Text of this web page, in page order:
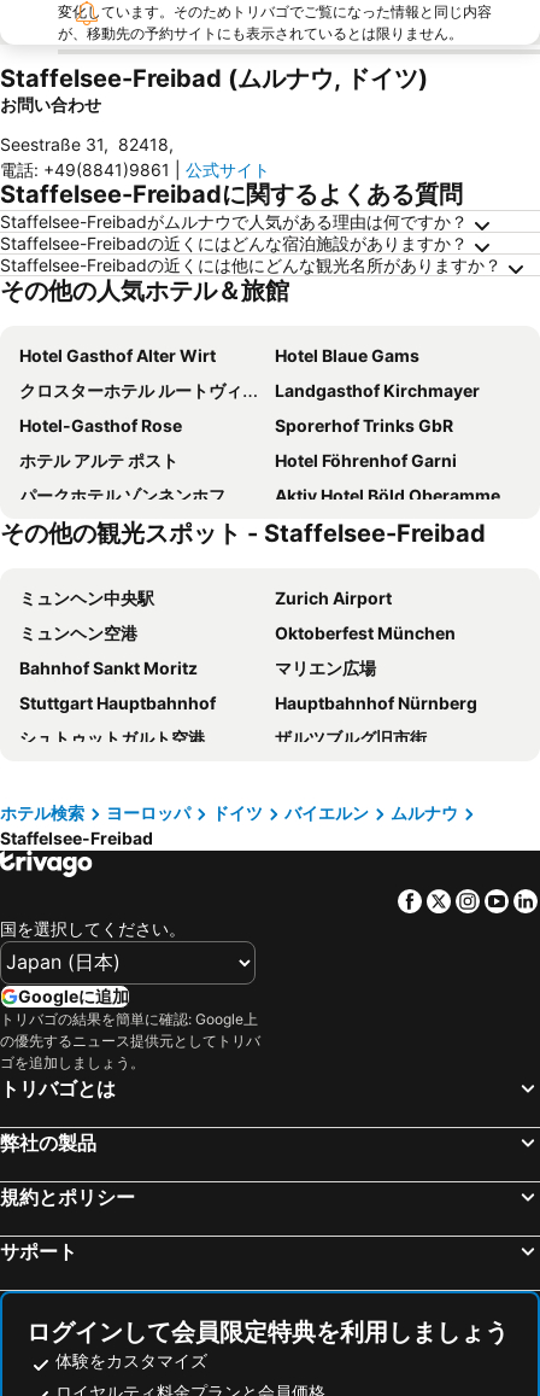
変化しています。そのためトリバゴでご覧になった情報と同じ内容
が、移動先の予約サイトにも表示されているとは限りません。
Staffelsee-Freibad (ムルナウ, ドイツ)
お問い合わせ
Seestraße 31, 82418,
電話: +49(8841)9861 公式サイト
Staffelsee-Freibadに関するよくある質問
Staffelsee-Freibadがムルナウで人気がある理由は何ですか？
Staffelsee-Freibadの近くにはどんな宿泊施設がありますか？
Staffelsee-Freibadの近くには他にどんな観光名所がありますか？
その他の人気ホテル＆旅館
Hotel Gasthof Alter Wirt
Hotel Blaue Gams
クロスターホテル ルートヴィヒ デア バイエル
Landgasthof Kirchmayer
Hotel-Gasthof Rose
Sporerhof Trinks GbR
ホテル アルテ ポスト
Hotel Föhrenhof Garni
パークホテル ゾンネンホフ
Aktiv Hotel Böld Oberammergau
アルプホテル エッタール
Das Posch Hotel
その他の観光スポット - Staffelsee-Freibad
ミュンヘン中央駅
Zurich Airport
ミュンヘン空港
Oktoberfest München
Bahnhof Sankt Moritz
マリエン広場
Stuttgart Hauptbahnhof
Hauptbahnhof Nürnberg
シュトゥットガルト空港
ザルツブルグ旧市街
Bahnhof Füssen
Innsbruck Hauptbahnhof
City Centre
Olympic Ice Stadium
Bahnhof Garmisch-Partenkirchen
Technische Universität München
Karlsplatz - Stachus
Zeppelin Museum
Centro Casa Cortina
Marienplatz Metro Station
Museum Hallstatt
NürnbergMesse
Lechfall
Sils Maria
Enzo
Rathaus Ulm
Trudering-Riem
Pontresina
Karlsplatz (Stachus) Metro Station
Moosach
ホテル検索 ヨーロッパ ドイツ バイエルン
ムルナウ
Staffelsee-Freibad
Facebook
Twitter
国を選択してください。
Googleに追加
トリバゴの結果を簡単に確認: Google上
の優先するニュース提供元としてトリバ
ゴを追加しましょう。
トリバゴとは
弊社の製品
規約とポリシー
サポート
ログインして会員限定特典を利用しましょう
体験をカスタマイズ
ロイヤルティ料金プランと会員価格